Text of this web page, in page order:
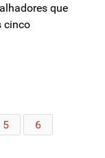
que
cinco
5
6